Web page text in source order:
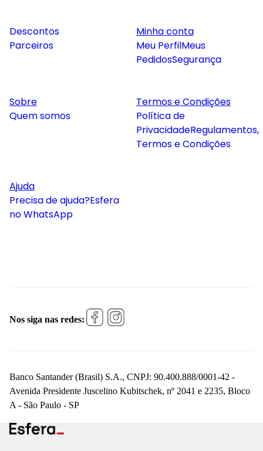
Descontos
Parceiros
Minha conta
Meu PerfilMeus
PedidosSegurança
Sobre
Quem somos
Termos e Condições
Política de
PrivacidadeRegulamentos,
Termos e Condições
Ajuda
Precisa de ajuda?Esfera
no WhatsApp
Nos siga nas redes:
Banco Santander (Brasil) S.A., CNPJ: 90.400.888/0001-42 -
Avenida Presidente Juscelino Kubitschek, nº 2041 e 2235, Bloco
A - São Paulo - SP